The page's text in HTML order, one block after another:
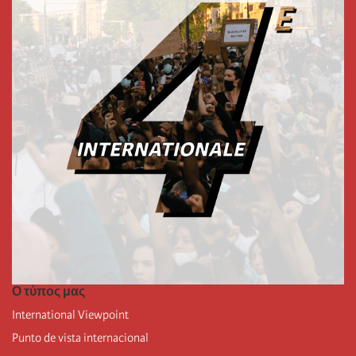
Ο τύπος μας
International Viewpoint
Punto de vista internacional